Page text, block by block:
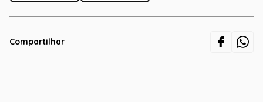
Compartilhar